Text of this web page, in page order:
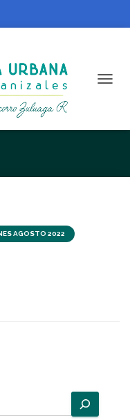
0220-DS
AGOSTO 2022